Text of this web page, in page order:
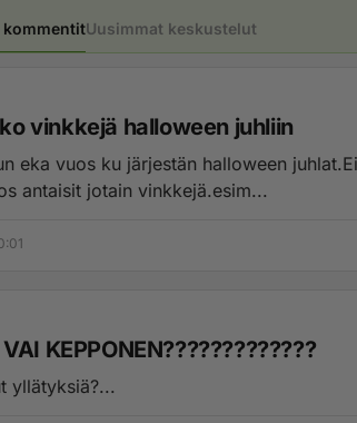
kommentitUusimmat keskustelut
vinkkejä halloween juhliin
eka vuos ku järjestän halloween
antaisit jotain vinkkejä.esim...
KEPPONEN?????????????
yllätyksiä?...